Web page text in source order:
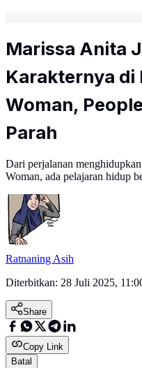
Marissa Anita
Karakternya di
Woman,
Parah
Dari perjalanan
Woman, ada pelajaran hidup
Ratnaning Asih
Diterbitkan: 28 Juli 2025,
Share
Copy Link
Batal